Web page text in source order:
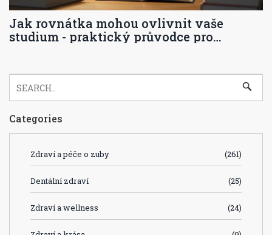
Jak rovnátka mohou ovlivnit vaše
studium - praktický průvodce pro
Categories
Zdraví a péče o zuby (261)
Dentální zdraví (25)
Zdraví a wellness (24)